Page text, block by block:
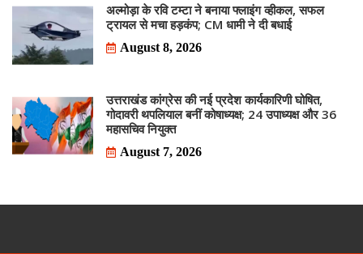
अल्मोड़ा के रवि टम्टा ने बनाया फ्लाइंग व्हीकल, सफल
ट्रायल से मचा हड़कंप; CM धामी ने दी बधाई
August 8, 2026
उत्तराखंड कांग्रेस की नई प्रदेश कार्यकारिणी घोषित,
गोदावरी थपलियाल बनीं कोषाध्यक्ष; 24 उपाध्यक्ष और 36
महासचिव नियुक्त
August 7, 2026